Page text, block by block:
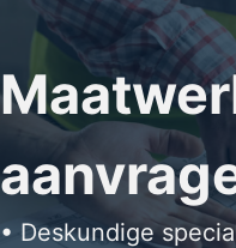
• Deskundige